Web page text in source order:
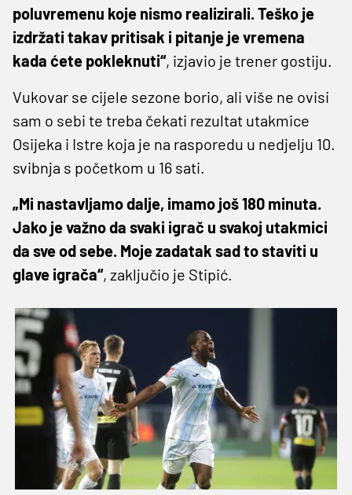
poluvremenu koje nismo realizirali. Teško je
izdržati takav pritisak i pitanje je vremena
kada ćete pokleknuti“, izjavio je trener gostiju.
Vukovar se cijele sezone borio, ali više ne ovisi
sam o sebi te treba čekati rezultat utakmice
Osijeka i Istre koja je na rasporedu u nedjelju 10.
svibnja s početkom u 16 sati.
„Mi nastavljamo dalje, imamo još 180 minuta.
Jako je važno da svaki igrač u svakoj utakmici
da sve od sebe. Moje zadatak sad to staviti u
glave igrača“, zaključio je Stipić.